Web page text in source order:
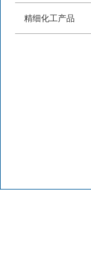
精细化工产品